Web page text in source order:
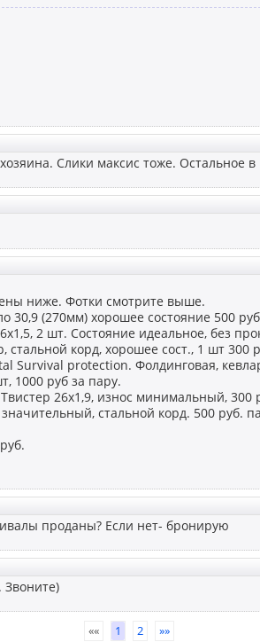
Слики максис тоже. Остальное
ниже. Фотки смотрите выше.
30,9 (270мм) хорошее состояние 500
2 шт. Состояние идеальное, без
стальной корд, хорошее сост., 1 шт 300
Survival protection. Фолдинговая,
1000 руб за пару.
26х1,9, износ минимальный, 300
стальной корд. 500 руб.
проданы? Если нет- бронирую
«« 1 2 »»